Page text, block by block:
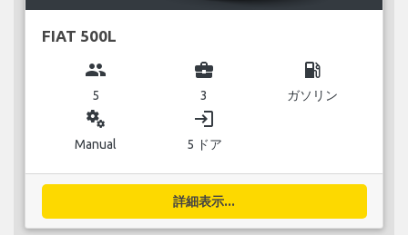
FIAT 500L
group
5
business_center
3
local_gas_station
ガソリン
miscellaneous_services
Manual
login
5 ドア
詳細表示...